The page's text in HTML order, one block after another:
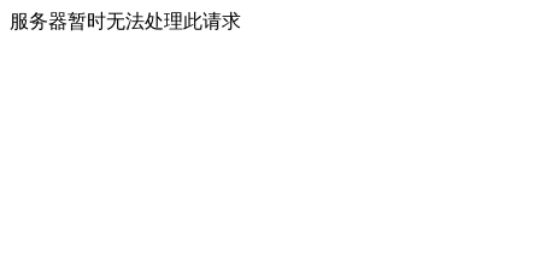
服务器暂时无法处理此请求